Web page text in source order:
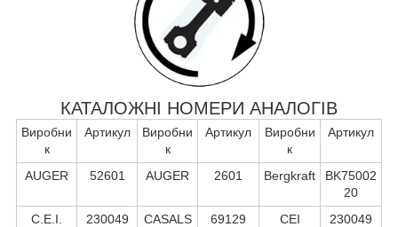
КАТАЛОЖНІ НОМЕРИ АНАЛОГІВ
Виробни
к
Артикул
Виробни
к
Артикул
Виробни
к
Артикул
AUGER 52601 AUGER 2601 Bergkraft
BK75002
20
C.E.I.
230049 CASALS 69129 CEI
230049